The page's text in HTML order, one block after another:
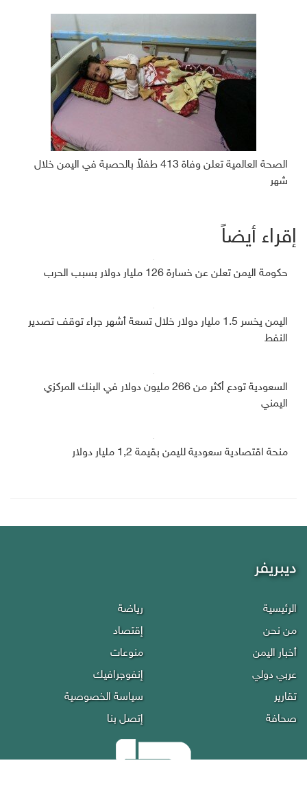
الصحة العالمية تعلن وفاة 413 طفلاً بالحصبة في اليمن خلال
شهر
إقراء أيضاً
حكومة اليمن تعلن عن خسارة 126 مليار دولار بسبب الحرب
اليمن يخسر 1.5 مليار دولار خلال تسعة أشهر جراء توقف تصدير
النفط
السعودية تودع أكثر من 266 مليون دولار في البنك المركزي
اليمني
منحة اقتصادية سعودية لليمن بقيمة 1,2 مليار دولار
ديبريفر
الرئيسية
من نحن
أخبار اليمن
عربي دولي
تقارير
صحافة
رياضة
إقتصاد
منوعات
إنفوجرافيك
سياسة الخصوصية
إتصل بنا